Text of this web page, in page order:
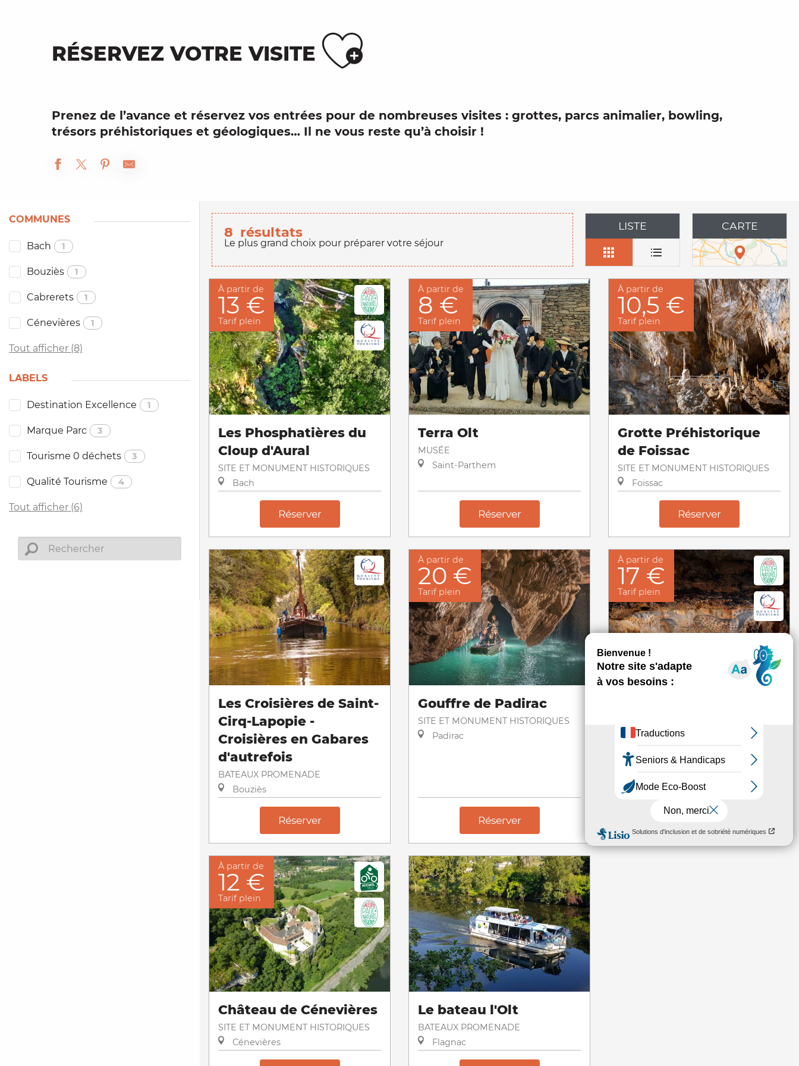
RÉSERVEZ VOTRE VISITE Ajouter aux
Prenez de l’avance et réservez vos entrées pour de nombreuses visites : grottes, parcs animalier, bowling,
trésors préhistoriques et géologiques… Il ne vous reste qu’à choisir !
COMMUNES
Bach 1
Bouziès 1
Cabrerets 1
Cénevières 1
Tout afficher (8)
LABELS
Destination Excellence 1
Marque Parc 3
Tourisme 0 déchets 3
Qualité Tourisme 4
Tout afficher (6)
8 résultats
Le plus grand choix pour préparer votre séjour
LISTE CARTE
À partir de
13 €
Tarif plein
Les Phosphatières du
Cloup d'Aural
SITE ET MONUMENT HISTORIQUES
Bach
Réserver
À partir de
8 €
Tarif plein
Terra Olt
MUSÉE
Saint-Parthem
Réserver
À partir de
10,5 €
Tarif plein
Grotte Préhistorique
de Foissac
SITE ET MONUMENT HISTORIQUES
Foissac
Réserver
Les Croisières de Saint-
Cirq-Lapopie -
Croisières en Gabares
d'autrefois
BATEAUX PROMENADE
Bouziès
Réserver
À partir de
20 €
Tarif plein
Gouffre de Padirac
SITE ET MONUMENT HISTORIQUES
Padirac
Réserver
À partir de
17 €
Tarif plein
Cabrerets
À partir de
12 €
Tarif plein
Château de Cénevières
SITE ET MONUMENT HISTORIQUES
Cénevières
Le bateau l'Olt
BATEAUX PROMENADE
Flagnac